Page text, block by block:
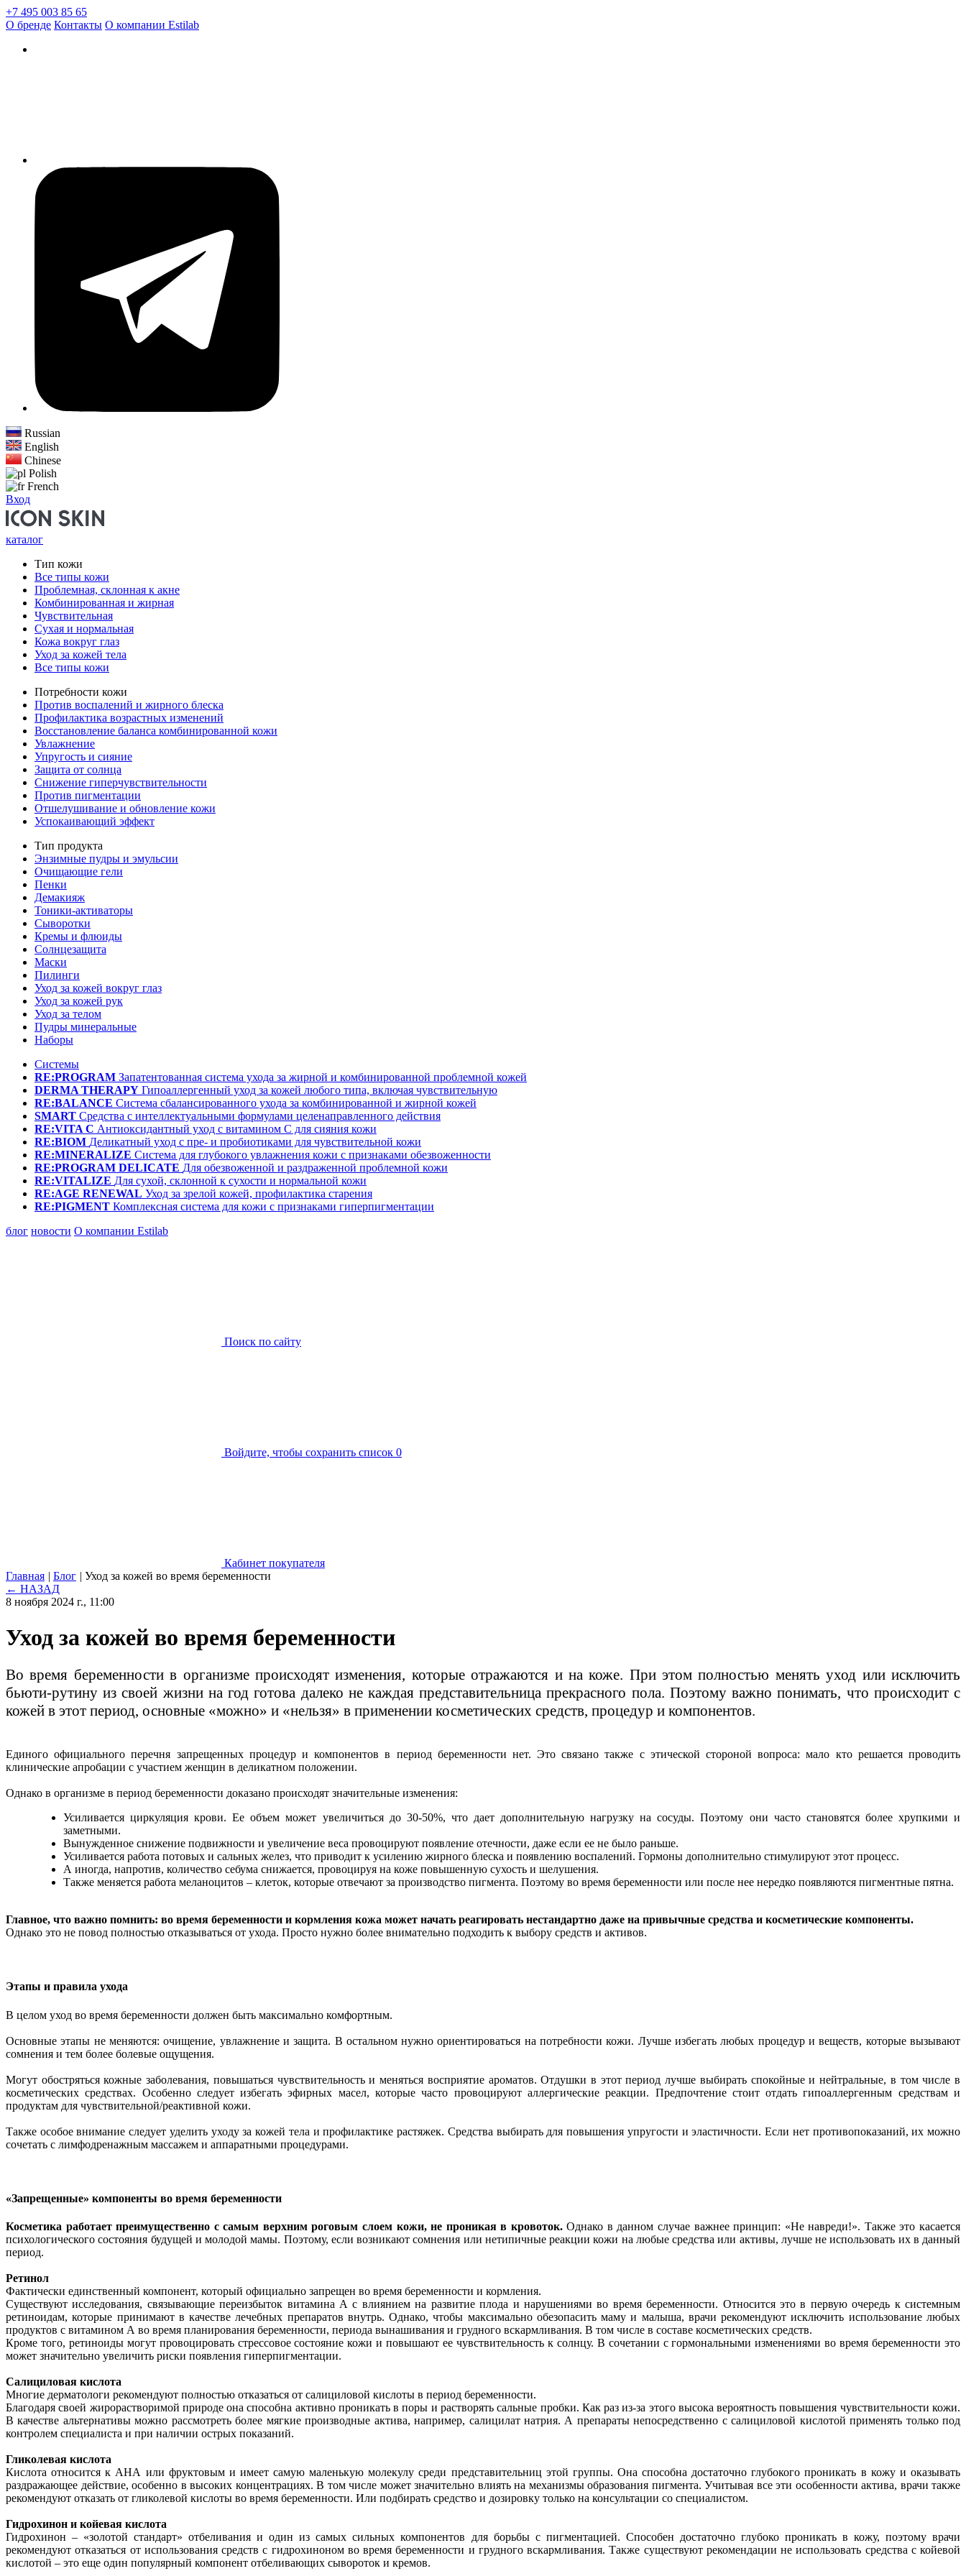
+7 495 003 85 65
О бренде Контакты О компании Estilab
Russian
English
Chinese
Polish
French
Вход
каталог
Тип кожи
Все типы кожи
Проблемная, склонная к акне
Комбинированная и жирная
Чувствительная
Сухая и нормальная
Кожа вокруг глаз
Уход за кожей тела
Все типы кожи
Потребности кожи
Против воспалений и жирного блеска
Профилактика возрастных изменений
Восстановление баланса комбинированной кожи
Увлажнение
Упругость и сияние
Защита от солнца
Снижение гиперчувствительности
Против пигментации
Отшелушивание и обновление кожи
Успокаивающий эффект
Тип продукта
Энзимные пудры и эмульсии
Очищающие гели
Пенки
Демакияж
Тоники-активаторы
Сыворотки
Кремы и флюиды
Солнцезащита
Маски
Пилинги
Уход за кожей вокруг глаз
Уход за кожей рук
Уход за телом
Пудры минеральные
Наборы
Системы
RE:PROGRAM Запатентованная система ухода за жирной и комбинированной проблемной кожей
DERMA THERAPY Гипоаллергенный уход за кожей любого типа, включая чувствительную
RE:BALANCE Система сбалансированного ухода за комбинированной и жирной кожей
SMART Средства с интеллектуальными формулами целенаправленного действия
RE:VITA C Антиоксидантный уход с витамином С для сияния кожи
RE:BIOM Деликатный уход с пре- и пробиотиками для чувствительной кожи
RE:MINERALIZE Система для глубокого увлажнения кожи с признаками обезвоженности
RE:PROGRAM DELICATE Для обезвоженной и раздраженной проблемной кожи
RE:VITALIZE Для сухой, склонной к сухости и нормальной кожи
RE:AGE RENEWAL Уход за зрелой кожей, профилактика старения
RE:PIGMENT Комплексная система для кожи с признаками гиперпигментации
блог новости О компании Estilab
Поиск по сайту
Войдите, чтобы сохранить список 0
Кабинет покупателя
Главная | Блог | Уход за кожей во время беременности
← НАЗАД
8 ноября 2024 г., 11:00
Уход за кожей во время беременности
Во время беременности в организме происходят изменения, которые отражаются и на коже. При этом полностью менять уход или исключить
бьюти-рутину из своей жизни на год готова далеко не каждая представительница прекрасного пола. Поэтому важно понимать, что происходит с
кожей в этот период, основные «можно» и «нельзя» в применении косметических средств, процедур и компонентов.
Единого официального перечня запрещенных процедур и компонентов в период беременности нет. Это связано также с этической стороной вопроса: мало кто решается проводить
клинические апробации с участием женщин в деликатном положении.
Однако в организме в период беременности доказано происходят значительные изменения:
Усиливается циркуляция крови. Ее объем может увеличиться до 30-50%, что дает дополнительную нагрузку на сосуды. Поэтому они часто становятся более хрупкими и
заметными.
Вынужденное снижение подвижности и увеличение веса провоцируют появление отечности, даже если ее не было раньше.
Усиливается работа потовых и сальных желез, что приводит к усилению жирного блеска и появлению воспалений. Гормоны дополнительно стимулируют этот процесс.
А иногда, напротив, количество себума снижается, провоцируя на коже повышенную сухость и шелушения.
Также меняется работа меланоцитов – клеток, которые отвечают за производство пигмента. Поэтому во время беременности или после нее нередко появляются пигментные пятна.
Главное, что важно помнить: во время беременности и кормления кожа может начать реагировать нестандартно даже на привычные средства и косметические компоненты.
Однако это не повод полностью отказываться от ухода. Просто нужно более внимательно подходить к выбору средств и активов.
Этапы и правила ухода
В целом уход во время беременности должен быть максимально комфортным.
Основные этапы не меняются: очищение, увлажнение и защита. В остальном нужно ориентироваться на потребности кожи. Лучше избегать любых процедур и веществ, которые вызывают
сомнения и тем более болевые ощущения.
Могут обостряться кожные заболевания, повышаться чувствительность и меняться восприятие ароматов. Отдушки в этот период лучше выбирать спокойные и нейтральные, в том числе в
косметических средствах. Особенно следует избегать эфирных масел, которые часто провоцируют аллергические реакции. Предпочтение стоит отдать гипоаллергенным средствам и
продуктам для чувствительной/реактивной кожи.
Также особое внимание следует уделить уходу за кожей тела и профилактике растяжек. Средства выбирать для повышения упругости и эластичности. Если нет противопоказаний, их можно
сочетать с лимфодренажным массажем и аппаратными процедурами.
«Запрещенные» компоненты во время беременности
Косметика работает преимущественно с самым верхним роговым слоем кожи, не проникая в кровоток.Однако в данном случае важнее принцип: «Не навреди!». Также это касается
психологического состояния будущей и молодой мамы. Поэтому, если возникают сомнения или нетипичные реакции кожи на любые средства или активы, лучше не использовать их в данный
период.
Ретинол
Фактически единственный компонент, который официально запрещен во время беременности и кормления.
Существуют исследования, связывающие переизбыток витамина А с влиянием на развитие плода и нарушениями во время беременности. Относится это в первую очередь к системным
ретиноидам, которые принимают в качестве лечебных препаратов внутрь. Однако, чтобы максимально обезопасить маму и малыша, врачи рекомендуют исключить использование любых
продуктов с витамином А во время планирования беременности, периода вынашивания и грудного вскармливания. В том числе в составе косметических средств.
Кроме того, ретиноиды могут провоцировать стрессовое состояние кожи и повышают ее чувствительность к солнцу. В сочетании с гормональными изменениями во время беременности это
может значительно увеличить риски появления гиперпигментации.
Салициловая кислота
Многие дерматологи рекомендуют полностью отказаться от салициловой кислоты в период беременности.
Благодаря своей жирорастворимой природе она способна активно проникать в поры и растворять сальные пробки. Как раз из-за этого высока вероятность повышения чувствительности кожи.
В качестве альтернативы можно рассмотреть более мягкие производные актива, например, салицилат натрия. А препараты непосредственно с салициловой кислотой применять только под
контролем специалиста и при наличии острых показаний.
Гликолевая кислота
Кислота относится к АНА или фруктовым и имеет самую маленькую молекулу среди представительниц этой группы. Она способна достаточно глубокого проникать в кожу и оказывать
раздражающее действие, особенно в высоких концентрациях. В том числе может значительно влиять на механизмы образования пигмента. Учитывая все эти особенности актива, врачи также
рекомендуют отказать от гликолевой кислоты во время беременности. Или подбирать средство и дозировку только на консультации со специалистом.
Гидрохинон и койевая кислота
Гидрохинон – «золотой стандарт» отбеливания и один из самых сильных компонентов для борьбы с пигментацией. Способен достаточно глубоко проникать в кожу, поэтому врачи
рекомендуют отказаться от использования средств с гидрохиноном во время беременности и грудного вскармливания. Также существуют рекомендации не использовать средства с койевой
кислотой – это еще один популярный компонент отбеливающих сывороток и кремов.